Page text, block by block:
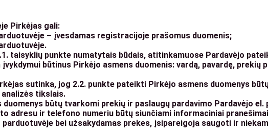
Pirkėjas gali:
– įvesdamas registracijoje prašomus duomenis;
taisyklių punkte numatytais būdais, atitinkamuose Pardavėjo
būtinus Pirkėjo asmens duomenis: vardą, pavardę,
sutinka, jog 2.2. punkte pateikti Pirkėjo asmens duomenys
tikslais.
duomenys būtų tvarkomi prekių ir paslaugų pardavimo Pardavėjo
adresu ir telefono numeriu būtų siunčiami informaciniai
bei užsakydamas prekes, įsipareigoja saugoti ir